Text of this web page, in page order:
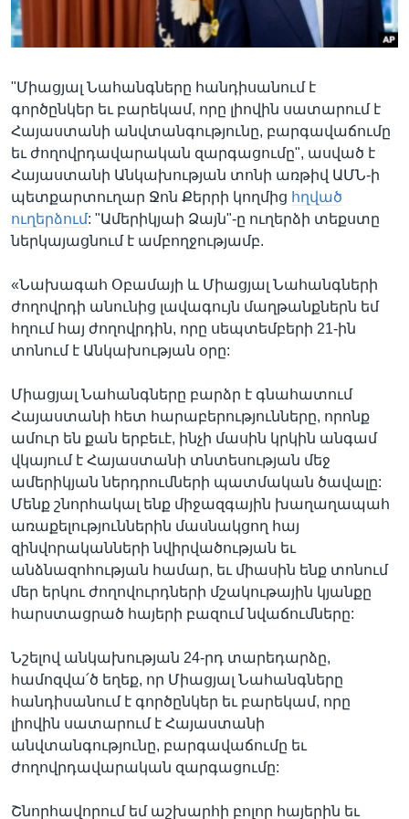
"Միացյալ Նահանգները հանդիսանում է
գործընկեր եւ բարեկամ, որը լիովին սատարում է
Հայաստանի անվտանգությունը, բարգավաճումը
եւ ժողովրդավարական զարգացումը", ասված է
Հայաստանի Անկախության տոնի առթիվ ԱՄՆ-ի
պետքարտուղար Ջոն Քերրի կողմից հղված
ուղերձում: "Ամերիկյաի Ձայն"-ը ուղերձի տեքստը
ներկայացնում է ամբողջությամբ.
«Նախագահ Օբամայի և Միացյալ Նահանգների
ժողովրդի անունից լավագույն մաղթանքներն եմ
հղում հայ ժողովրդին, որը սեպտեմբերի 21-ին
տոնում է Անկախության օրը:
Միացյալ Նահանգները բարձր է գնահատում
Հայաստանի հետ հարաբերությունները, որոնք
ամուր են քան երբեւէ, ինչի մասին կրկին անգամ
վկայում է Հայաստանի տնտեսության մեջ
ամերիկյան ներդրումների պատմական ծավալը:
Մենք շնորհակալ ենք միջազգային խաղաղապահ
առաքելություններին մասնակցող հայ
զինվորականների նվիրվածության եւ
անձնազոհության համար, եւ միասին ենք տոնում
մեր երկու ժողովուրդների մշակութային կյանքը
հարստացրած հայերի բազում նվաճումները:
Նշելով անկախության 24-րդ տարեդարձը,
համոզվա՛ծ եղեք, որ Միացյալ Նահանգները
հանդիսանում է գործընկեր եւ բարեկամ, որը
լիովին սատարում է Հայաստանի
անվտանգությունը, բարգավաճումը եւ
ժողովրդավարական զարգացումը:
Շնորհավորում եմ աշխարհի բոլոր հայերին եւ